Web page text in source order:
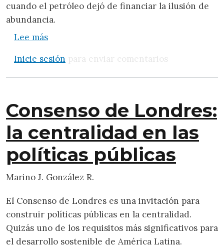
cuando el petróleo dejó de financiar la ilusión de
abundancia.
Lee mássobre Cómo las autocracias sobreviven en
Inicie sesión para enviar comentarios
Consenso de Londres:
la centralidad en las
políticas públicas
Marino J. González R.
El Consenso de Londres es una invitación para
construir políticas públicas en la centralidad.
Quizás uno de los requisitos más significativos para
el desarrollo sostenible de América Latina.